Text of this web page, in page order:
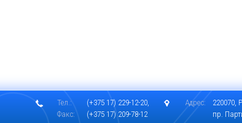
Тел.:
(+375 17) 229-12-20,
Факс:
(+375 17) 209-78-12
Адрес:
220070,
пр.